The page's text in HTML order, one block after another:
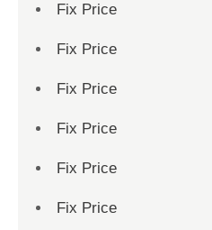
Fix Price
Fix Price
Fix Price
Fix Price
Fix Price
Fix Price